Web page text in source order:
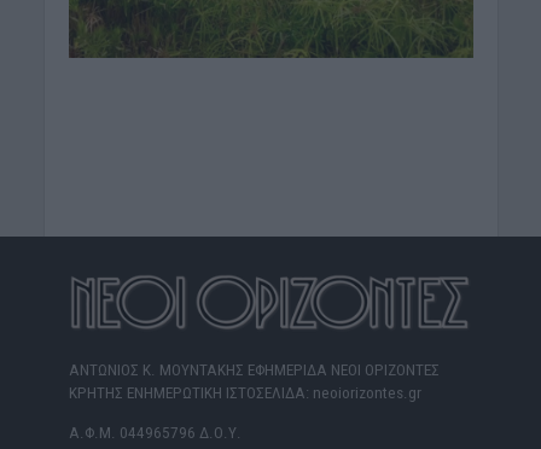
ΑΝΤΩΝΙΟΣ Κ. ΜΟΥΝΤΑΚΗΣ ΕΦΗΜΕΡΙΔΑ ΝΕΟΙ ΟΡΙΖΟΝΤΕΣ
ΚΡΗΤΗΣ ΕΝΗΜΕΡΩΤΙΚΗ ΙΣΤΟΣΕΛΙΔΑ: neoiorizontes.gr
Α.Φ.Μ. 044965796 Δ.Ο.Υ.